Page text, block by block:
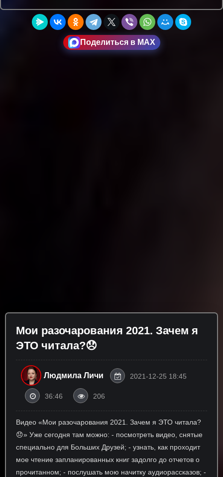
Поделиться в MAX
Мои разочарования 2021. Зачем я
ЭТО читала?😞
Людмила Личи 2021-12-25 18:45
36:46 206
Видео «Мои разочарования 2021. Зачем я ЭТО читала?
😞» Уже сегодня там можно: - посмотреть видео, снятые
специально для Больших Друзей; - узнать, как проходит
мое чтение запланированных книг задолго до отчетов о
прочитанном; - послушать мою начитку аудиорассказов; -